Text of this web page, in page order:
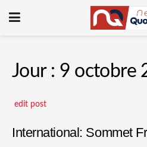
Jour : 9 octobre
edit post
International: Sommet